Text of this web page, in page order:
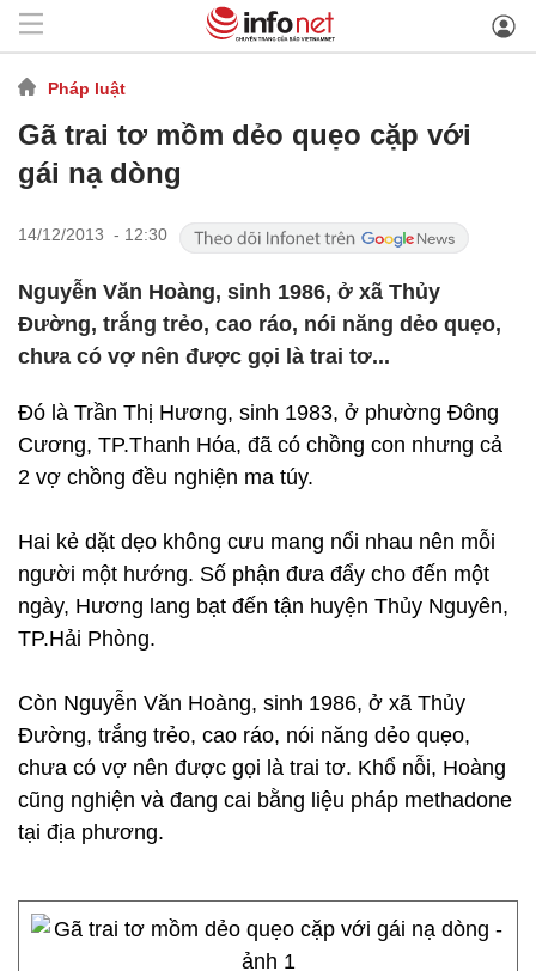
Pháp luật
Gã trai tơ mồm dẻo quẹo cặp với
gái nạ dòng
14/12/2013 - 12:30
Nguyễn Văn Hoàng, sinh 1986, ở xã Thủy
Đường, trắng trẻo, cao ráo, nói năng dẻo quẹo,
chưa có vợ nên được gọi là trai tơ...
Đó là Trần Thị Hương, sinh 1983, ở phường Đông
Cương, TP.Thanh Hóa, đã có chồng con nhưng cả
2 vợ chồng đều nghiện ma túy.
Hai kẻ dặt dẹo không cưu mang nổi nhau nên mỗi
người một hướng. Số phận đưa đẩy cho đến một
ngày, Hương lang bạt đến tận huyện Thủy Nguyên,
TP.Hải Phòng.
Còn Nguyễn Văn Hoàng, sinh 1986, ở xã Thủy
Đường, trắng trẻo, cao ráo, nói năng dẻo quẹo,
chưa có vợ nên được gọi là trai tơ. Khổ nỗi, Hoàng
cũng nghiện và đang cai bằng liệu pháp methadone
tại địa phương.